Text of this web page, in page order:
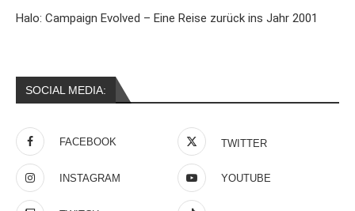
Halo: Campaign Evolved – Eine Reise zurück ins Jahr 2001
SOCIAL MEDIA:
FACEBOOK TWITTER
INSTAGRAM YOUTUBE